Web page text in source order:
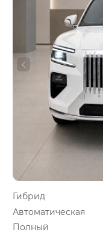
Гибрид
Автоматическая
Полный